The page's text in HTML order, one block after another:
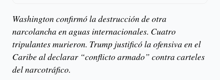
Washington confirmó la destrucción de otra
narcolancha en aguas internacionales. Cuatro
tripulantes murieron. Trump justificó la ofensiva en el
Caribe al declarar “conflicto armado” contra carteles
del narcotráfico.